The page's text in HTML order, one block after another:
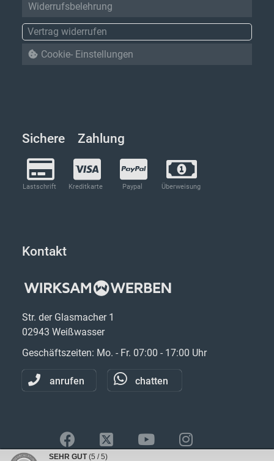
Sichere Zahlung
Lastschrift Kreditkarte Paypal Überweisung
Widerrufsbelehrung
Vertrag widerrufen
Cookie- Einstellungen
Kontakt
Str. der Glasmacher 1
02943 Weißwasser
Geschäftszeiten: Mo. - Fr. 07:00 - 17:00 Uhr
anrufen chatten
SEHR GUT (5 / 5)